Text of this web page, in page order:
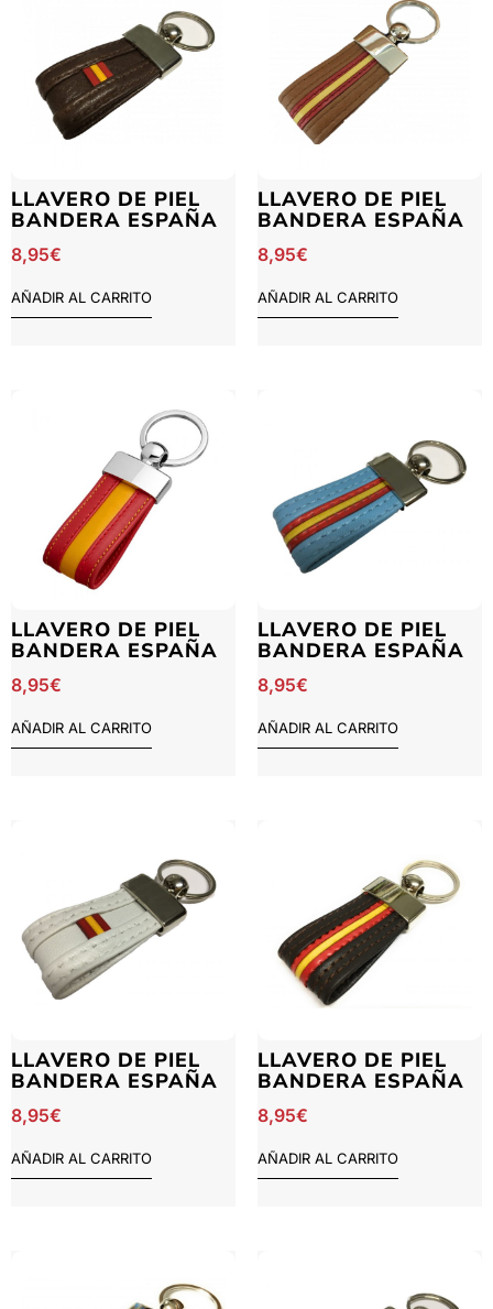
LLAVERO DE PIEL
BANDERA ESPAÑA
8,95€
AÑADIR AL CARRITO
LLAVERO DE PIEL
BANDERA ESPAÑA
8,95€
AÑADIR AL CARRITO
LLAVERO DE PIEL
BANDERA ESPAÑA
8,95€
AÑADIR AL CARRITO
LLAVERO DE PIEL
BANDERA ESPAÑA
8,95€
AÑADIR AL CARRITO
LLAVERO DE PIEL
BANDERA ESPAÑA
8,95€
AÑADIR AL CARRITO
LLAVERO DE PIEL
BANDERA ESPAÑA
8,95€
AÑADIR AL CARRITO